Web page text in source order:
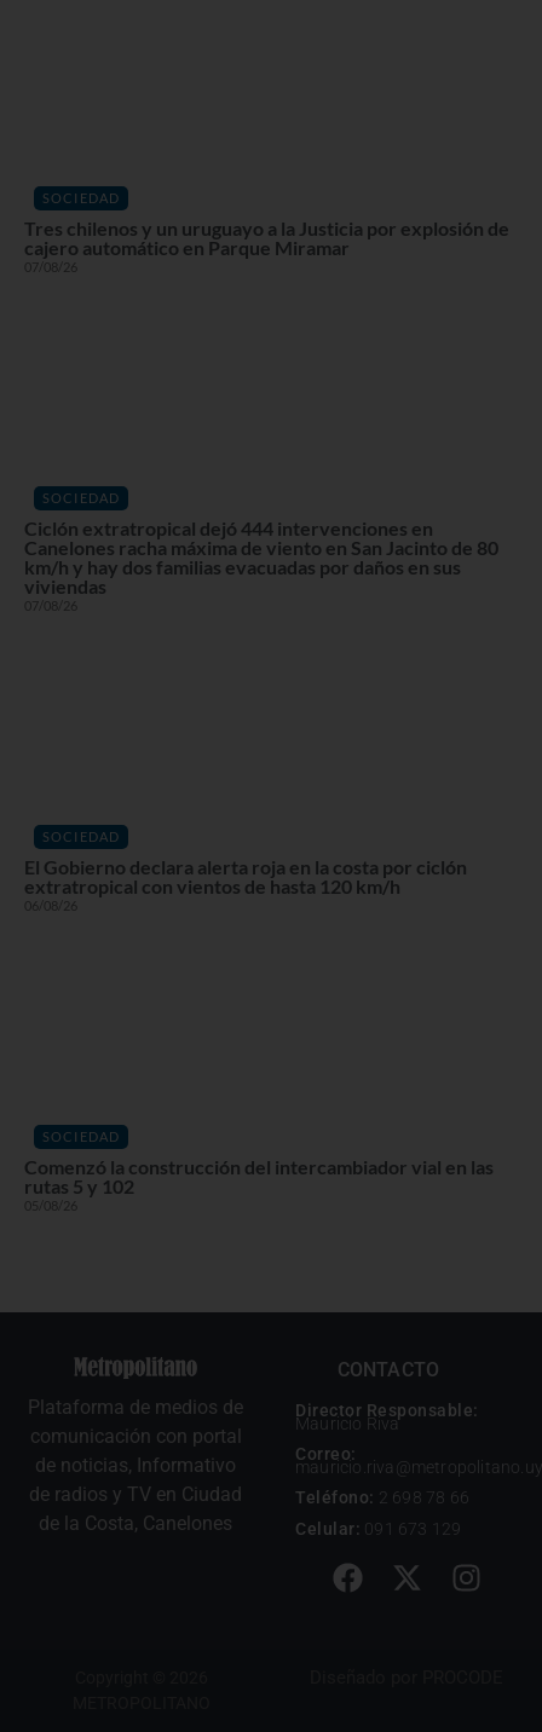
SOCIEDAD
Tres chilenos y un uruguayo a la Justicia por explosión de
cajero automático en Parque Miramar
07/08/26
SOCIEDAD
Ciclón extratropical dejó 444 intervenciones en
Canelones racha máxima de viento en San Jacinto de 80
km/h y hay dos familias evacuadas por daños en sus
viviendas
07/08/26
SOCIEDAD
El Gobierno declara alerta roja en la costa por ciclón
extratropical con vientos de hasta 120 km/h
06/08/26
SOCIEDAD
Comenzó la construcción del intercambiador vial en las
rutas 5 y 102
05/08/26
Plataforma de medios de
comunicación con portal
de noticias, Informativo
de radios y TV en Ciudad
de la Costa, Canelones
CONTACTO
Director Responsable:
Mauricio Riva
Correo:
mauricio.riva@metropolitano.uy
Teléfono: 2 698 78 66
Celular: 091 673 129